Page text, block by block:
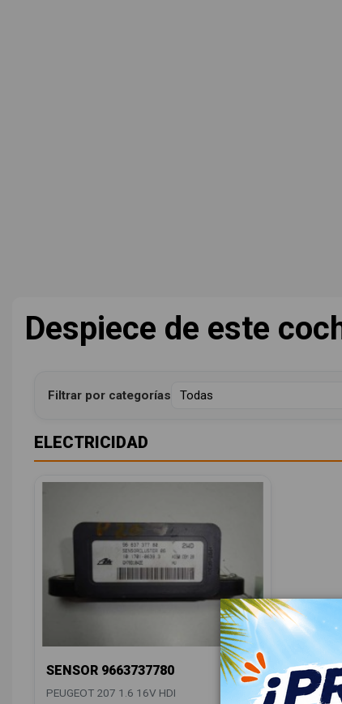
Despiece de este
Filtrar por categorías
ELECTRICIDAD
SENSOR 9663737780
PEUGEOT 207 1.6 16V HDI